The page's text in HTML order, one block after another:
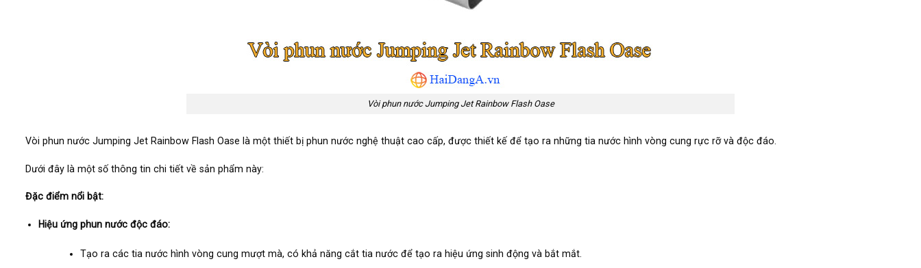
Vòi phun nước Jumping Jet Rainbow Flash Oase
Vòi phun nước Jumping Jet Rainbow Flash Oase là một thiết bị phun nước nghệ thuật cao cấp, được thiết kế để tạo ra những tia nước hình vòng cung rực rỡ và độc đáo.
Dưới đây là một số thông tin chi tiết về sản phẩm này:
Đặc điểm nổi bật:
Hiệu ứng phun nước độc đáo:
Tạo ra các tia nước hình vòng cung mượt mà, có khả năng cắt tia nước để tạo ra hiệu ứng sinh động và bắt mắt.